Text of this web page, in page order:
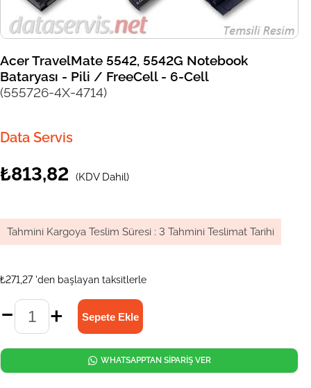
Acer TravelMate 5542, 5542G Notebook
Bataryası - Pili / FreeCell - 6-Cell
(555726-4X-4714)
Data Servis
₺813,82 (KDV Dahil)
Tahmini Kargoya Teslim Süresi : 3 Tahmini Teslimat Tarihi
₺271,27 'den başlayan taksitlerle
WHATSAPPTAN SİPARİŞ VER